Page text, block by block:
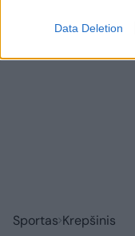
Data Deletion
Sportas Krepšinis